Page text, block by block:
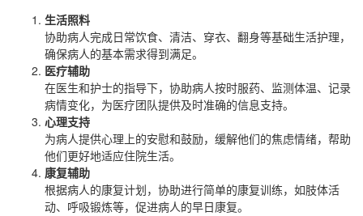
生活照料
协助病人完成日常饮食、清洁、穿衣、翻身等基础生活护理，
确保病人的基本需求得到满足。
医疗辅助
在医生和护士的指导下，协助病人按时服药、监测体温、记录
病情变化，为医疗团队提供及时准确的信息支持。
心理支持
为病人提供心理上的安慰和鼓励，缓解他们的焦虑情绪，帮助
他们更好地适应住院生活。
康复辅助
根据病人的康复计划，协助进行简单的康复训练，如肢体活
动、呼吸锻炼等，促进病人的早日康复。